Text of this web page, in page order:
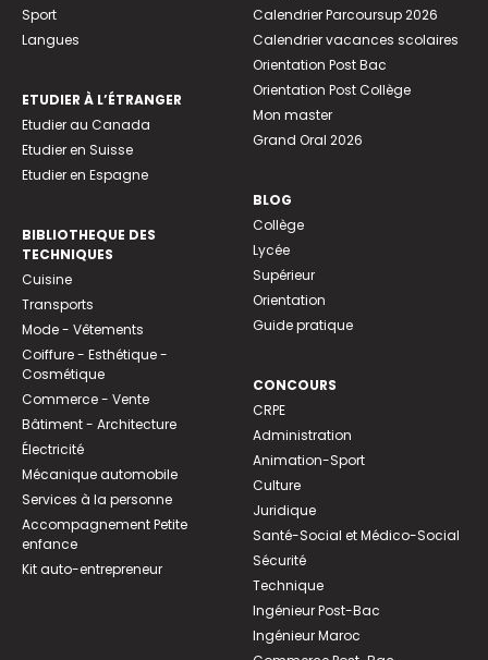
Sport
Langues
ETUDIER À L’ÉTRANGER
Etudier au Canada
Etudier en Suisse
Etudier en Espagne
BIBLIOTHEQUE DES
TECHNIQUES
Cuisine
Transports
Mode - Vêtements
Coiffure - Esthétique -
Cosmétique
Commerce - Vente
Bâtiment - Architecture
Électricité
Mécanique automobile
Services à la personne
Accompagnement Petite
enfance
Kit auto-entrepreneur
Calendrier Parcoursup 2026
Calendrier vacances scolaires
Orientation Post Bac
Orientation Post Collège
Mon master
Grand Oral 2026
BLOG
Collège
Lycée
Supérieur
Orientation
Guide pratique
CONCOURS
CRPE
Administration
Animation-Sport
Culture
Juridique
Santé-Social et Médico-Social
Sécurité
Technique
Ingénieur Post-Bac
Ingénieur Maroc